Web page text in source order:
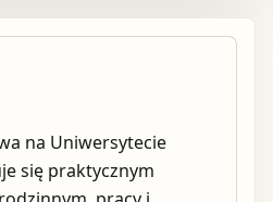
na Uniwersytecie
się praktycznym